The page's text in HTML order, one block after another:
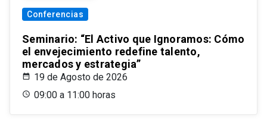
Conferencias
Seminario: “El Activo que Ignoramos: Cómo
el envejecimiento redefine talento,
mercados y estrategia”
19 de Agosto de 2026
09:00 a 11:00 horas